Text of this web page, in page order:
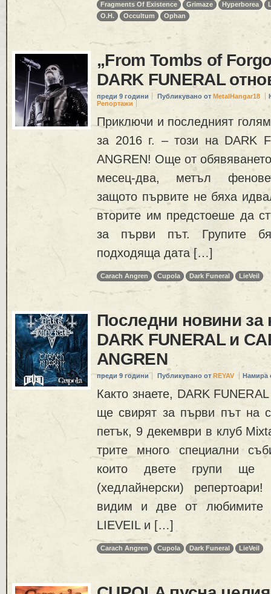
Fragments Оf Еxistence
Grimaze Hyperborea
O.H.
Occultum Ophan
„From Tombs of
DARK FUNERAL
преди 9 години Публикувано от MetalHangar18
Репортажи
Приключи и последният
за 2016 г. – този на DARK
ANGREN! Още от
месец-два, метъл
защото първите не бяха
вторите им предстоеше да
за първи път. Групите
подходяща дата […]
Carach Angren Cupola Dark Funeral LieVeil
Последни новини за
DARK FUNERAL и
ANGREN
преди 9 години Публикувано от REYAV Намира
Както знаете, DARK
ще свирят за първи път на
петък, 9 декември в клуб
трите много специални
които двете групи ще
(хедлайнерски)
видим и две от любимите
LIEVEIL и […]
Carach Angren Cupola Dark Funeral LieVeil